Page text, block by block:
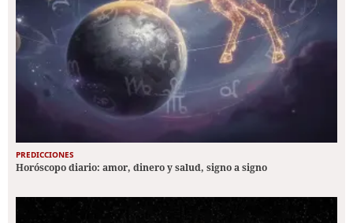
PREDICCIONES
Horóscopo diario: amor, dinero y salud, signo a signo